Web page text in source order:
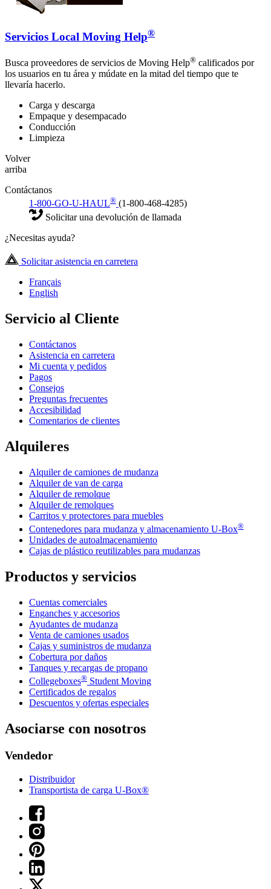
Servicios Local Moving Help®
Busca proveedores de servicios de Moving Help® calificados por
los usuarios en tu área y múdate en la mitad del tiempo que te
llevaría hacerlo.
Carga y descarga
Empaque y desempacado
Conducción
Limpieza
Volver
arriba
Contáctanos
1-800-GO-U-HAUL® (1-800-468-4285)
Solicitar una devolución de llamada
¿Necesitas ayuda?
Solicitar asistencia en carretera
Français
English
Servicio al Cliente
Contáctanos
Asistencia en carretera
Mi cuenta y pedidos
Pagos
Consejos
Preguntas frecuentes
Accesibilidad
Comentarios de clientes
Alquileres
Alquiler de camiones de mudanza
Alquiler de van de carga
Alquiler de remolque
Alquiler de remolques
Carritos y protectores para muebles
Contenedores para mudanza y almacenamiento U-Box®
Unidades de autoalmacenamiento
Cajas de plástico reutilizables para mudanzas
Productos y servicios
Cuentas comerciales
Enganches y accesorios
Ayudantes de mudanza
Venta de camiones usados
Cajas y suministros de mudanza
Cobertura por daños
Tanques y recargas de propano
Collegeboxes® Student Moving
Certificados de regalos
Descuentos y ofertas especiales
Asociarse con nosotros
Vendedor
Distribuidor
Transportista de carga U-Box®